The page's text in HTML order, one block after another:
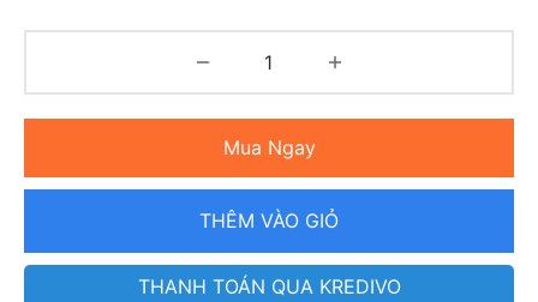
Mua Ngay
THÊM VÀO GIỎ
THANH TOÁN QUA KREDIVO